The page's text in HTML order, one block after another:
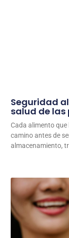
Seguridad
salud de las
Cada alimento
camino antes de
almacenamiento,